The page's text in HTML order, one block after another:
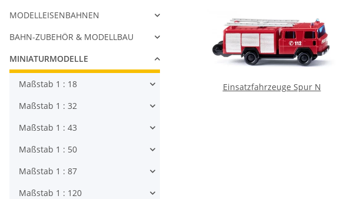
Einsatzfahrzeuge Spur N
MODELLEISENBAHNEN
BAHN-ZUBEHÖR & MODELLBAU
MINIATURMODELLE
Maßstab 1 : 18
Maßstab 1 : 32
Maßstab 1 : 43
Maßstab 1 : 50
Maßstab 1 : 87
Maßstab 1 : 120